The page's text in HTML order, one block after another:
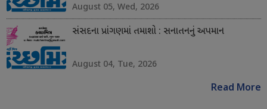
August 05, Wed, 2026
સંસદના પ્રાંગણમાં તમાશો : સનાતનનું અપમાન
August 04, Tue, 2026
Read More